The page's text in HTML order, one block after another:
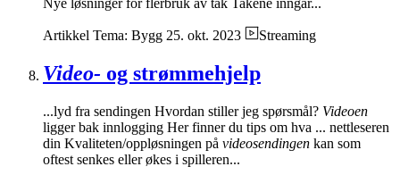
Nye løsninger for flerbruk av tak Takene inngår...
Artikkel Tema: Bygg 25. okt. 2023 Streaming
Video- og strømmehjelp
...lyd fra sendingen Hvordan stiller jeg spørsmål? Videoen
ligger bak innlogging Her finner du tips om hva ... nettleseren
din Kvaliteten/oppløsningen på videosendingen kan som
oftest senkes eller økes i spilleren...